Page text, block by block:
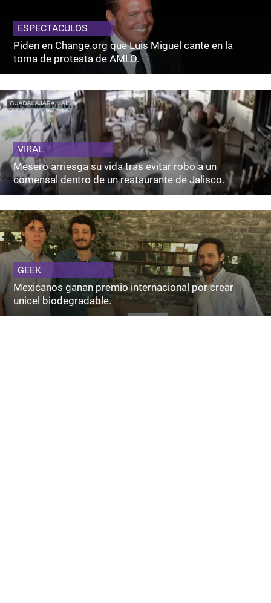
ESPECTACULOS
Piden en Change.org que Luis Miguel cante en la
toma de protesta de AMLO.
VIRAL
Mesero arriesga su vida tras evitar robo a un
comensal dentro de un restaurante de Jalisco.
GEEK
Mexicanos ganan premio internacional por crear
unicel biodegradable.